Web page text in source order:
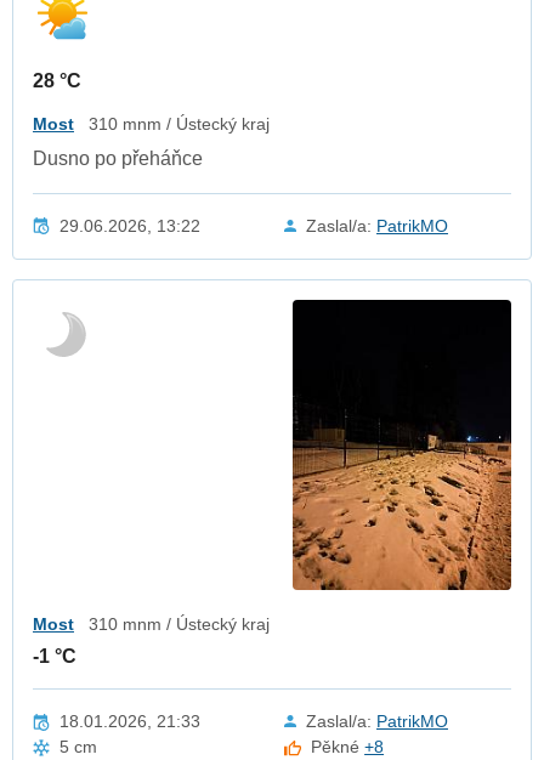
28 °C
Most 310 mnm / Ústecký kraj
Dusno po přeháňce
29.06.2026, 13:22 Zaslal/a: PatrikMO
Most 310 mnm / Ústecký kraj
-1 °C
18.01.2026, 21:33 Zaslal/a: PatrikMO
5 cm
Pěkné+8